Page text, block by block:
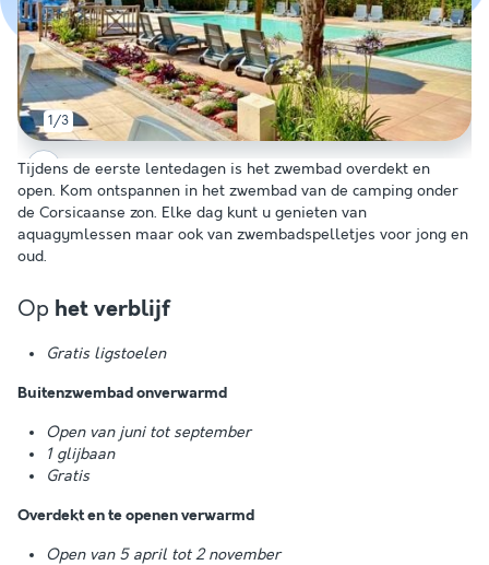
1/3
Tijdens de eerste lentedagen is het zwembad overdekt en
open. Kom ontspannen in het zwembad van de camping onder
de Corsicaanse zon. Elke dag kunt u genieten van
aquagymlessen maar ook van zwembadspelletjes voor jong en
oud.
Op het verblijf
Gratis ligstoelen
Buitenzwembad onverwarmd
Open van juni tot september
1 glijbaan
Gratis
Overdekt en te openen verwarmd
Open van 5 april tot 2 november